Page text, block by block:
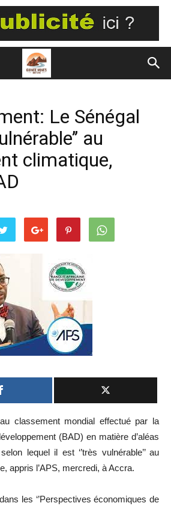
Le Sénégal
au
climatique,
classement mondial effectué par la
(BAD) en matière d’aléas
lequel il est ‘’très vulnérable’’ au
appris l’APS, mercredi, à Accra.
les ‘’Perspectives économiques de